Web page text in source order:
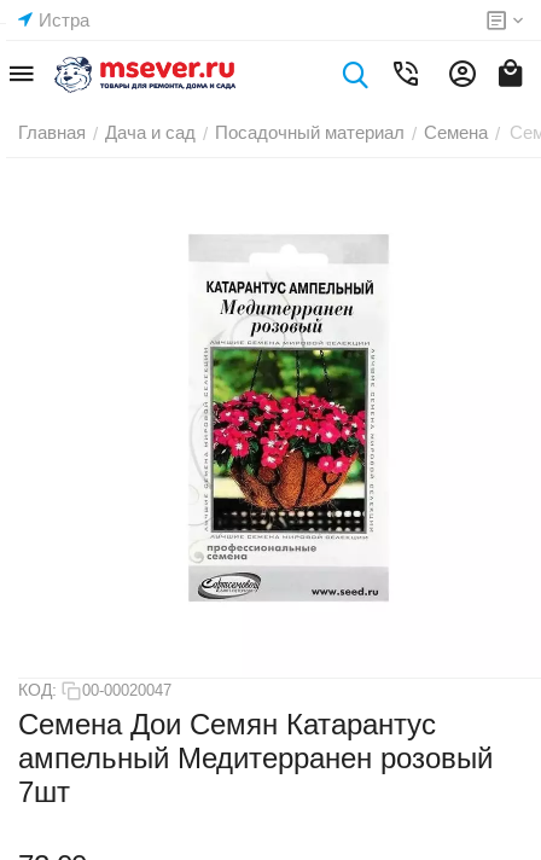
Истра
Главная / Дача и сад / Посадочный материал / Семена /
КОД: 00-00020047
Семена Дои Семян Катарантус
ампельный Медитерранен розовый
7шт